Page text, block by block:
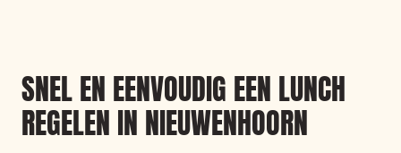
SNEL EN EENVOUDIG EEN LUNCH
REGELEN IN NIEUWENHOORN